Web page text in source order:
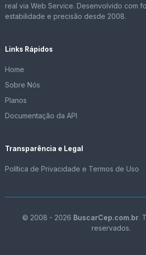
real via Web Service. Desenvolvido com
estabilidade e precisão desde 2008.
Links Rápidos
Home
Sobre Nós
Planos
Documentação da API
Transparência e Legal
Política de Privacidade e Termos de Uso
© 2008 - 2026 BuscarCep.com.br.
reservados.